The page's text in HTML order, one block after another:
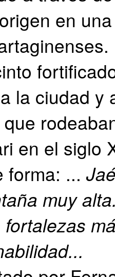
en
la ciudad y
en el siglo
forma: ...
muy